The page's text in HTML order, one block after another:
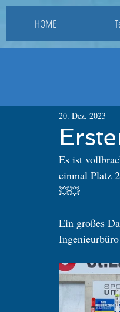
HOME
20. Dez. 2023
Es ist
einmal Platz
💥💥
Ein großes